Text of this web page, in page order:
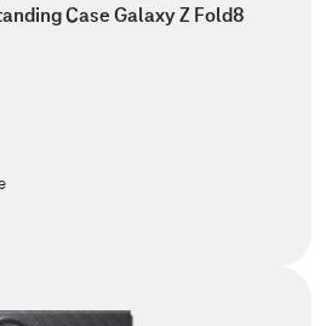
Case Galaxy Z Fold8